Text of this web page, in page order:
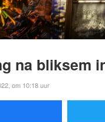
na bliksem
om 10:18 uur